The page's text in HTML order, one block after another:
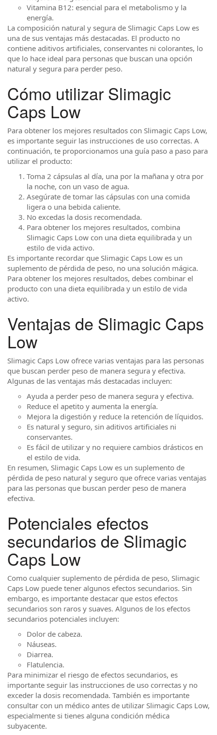
Vitamina B12: esencial para el metabolismo y la
energía.
La composición natural y segura de Slimagic Caps Low es
una de sus ventajas más destacadas. El producto no
contiene aditivos artificiales, conservantes ni colorantes, lo
que lo hace ideal para personas que buscan una opción
natural y segura para perder peso.
Cómo utilizar Slimagic
Caps Low
Para obtener los mejores resultados con Slimagic Caps Low,
es importante seguir las instrucciones de uso correctas. A
continuación, te proporcionamos una guía paso a paso para
utilizar el producto:
Toma 2 cápsulas al día, una por la mañana y otra por
la noche, con un vaso de agua.
Asegúrate de tomar las cápsulas con una comida
ligera o una bebida caliente.
No excedas la dosis recomendada.
Para obtener los mejores resultados, combina
Slimagic Caps Low con una dieta equilibrada y un
estilo de vida activo.
Es importante recordar que Slimagic Caps Low es un
suplemento de pérdida de peso, no una solución mágica.
Para obtener los mejores resultados, debes combinar el
producto con una dieta equilibrada y un estilo de vida
activo.
Ventajas de Slimagic Caps
Low
Slimagic Caps Low ofrece varias ventajas para las personas
que buscan perder peso de manera segura y efectiva.
Algunas de las ventajas más destacadas incluyen:
Ayuda a perder peso de manera segura y efectiva.
Reduce el apetito y aumenta la energía.
Mejora la digestión y reduce la retención de líquidos.
Es natural y seguro, sin aditivos artificiales ni
conservantes.
Es fácil de utilizar y no requiere cambios drásticos en
el estilo de vida.
En resumen, Slimagic Caps Low es un suplemento de
pérdida de peso natural y seguro que ofrece varias ventajas
para las personas que buscan perder peso de manera
efectiva.
Potenciales efectos
secundarios de Slimagic
Caps Low
Como cualquier suplemento de pérdida de peso, Slimagic
Caps Low puede tener algunos efectos secundarios. Sin
embargo, es importante destacar que estos efectos
secundarios son raros y suaves. Algunos de los efectos
secundarios potenciales incluyen:
Dolor de cabeza.
Náuseas.
Diarrea.
Flatulencia.
Para minimizar el riesgo de efectos secundarios, es
importante seguir las instrucciones de uso correctas y no
exceder la dosis recomendada. También es importante
consultar con un médico antes de utilizar Slimagic Caps Low,
especialmente si tienes alguna condición médica
subyacente.